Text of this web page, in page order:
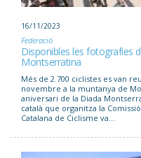
16/11/2023
Federació
Disponibles les fotografies
Montserratina
Més de 2.700 ciclistes es van
novembre a la muntanya de
aniversari de la Diada
català que organitza la
Catalana de Ciclisme va...